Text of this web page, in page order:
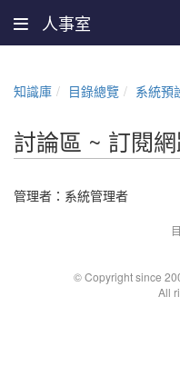
人事室
知識庫 目錄總覽 系統預
討論區 ~ 訂閱
管理者： 系統管理者
© Copyright since
All